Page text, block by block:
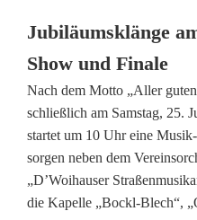
n
s
c
a
Jubiläumsklänge
Show und Finale
Nach dem Motto „Aller
schließlich am Samstag, 25.
startet um 10 Uhr eine
sorgen neben dem
„D’Woihauser
die Kapelle „Bockl-Blech“,